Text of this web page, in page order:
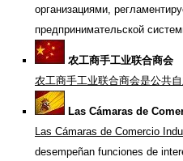
организациями,
предпринимательской
农工商手工业联合商会
农工商手工业联合商会是公共
Las Cámaras de
Las Cámaras de Comercio
desempeñan funciones de